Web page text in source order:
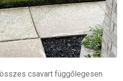
csavart függőlegesen